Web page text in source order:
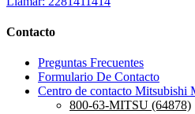
Contacto
Preguntas Frecuentes
Formulario De Contacto
Centro de contacto Mitsubishi
800-63-MITSU (64878)